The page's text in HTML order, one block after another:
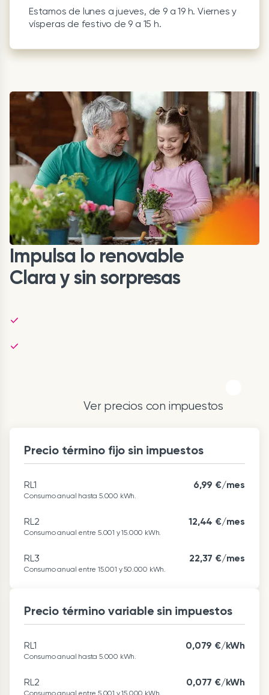
Estamos de lunes a jueves, de 9 a 19 h. Viernes y
vísperas de festivo de 9 a 15 h.
Impulsa lo renovable
Clara y sin sorpresas
Ver precios con impuestos
Precio término fijo sin impuestos
RL1 6,99 €/mes
Consumo anual hasta 5.000 kWh.
RL2 12,44 €/mes
Consumo anual entre 5.001 y 15.000 kWh.
RL3 22,37 €/mes
Consumo anual entre 15.001 y 50.000 kWh.
Precio término variable sin impuestos
RL1 0,079 €/kWh
Consumo anual hasta 5.000 kWh.
RL2 0,077 €/kWh
Consumo anual entre 5.001 y 15.000 kWh.